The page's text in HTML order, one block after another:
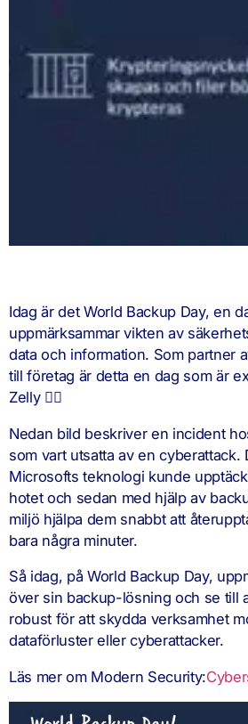
Idag är det World Backup Day, en
uppmärksammar vikten av
data och information. Som partner
till företag är detta en dag som är
Zelly ☝🏼
Nedan bild beskriver en incident
som vart utsatta av en cyberattack.
Microsofts teknologi kunde
hotet och sedan med hjälp av
miljö hjälpa dem snabbt att
bara några minuter.
Så idag, på World Backup Day,
över sin backup-lösning och se till
robust för att skydda verksamhet
dataförluster eller cyberattacker.
Läs mer om Modern Security: